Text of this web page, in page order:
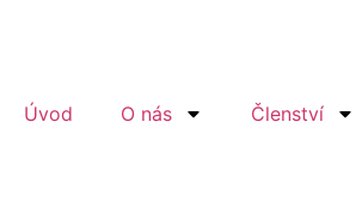
Úvod O nás Členství